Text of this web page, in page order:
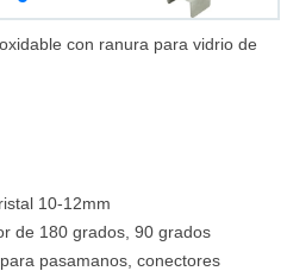
con ranura para vidrio de
10-12mm
de 180 grados, 90 grados
pasamanos, conectores